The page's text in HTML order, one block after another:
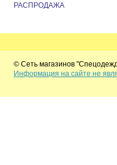
РАСПРОДАЖА
© Сеть магазинов
Информация на сайте не